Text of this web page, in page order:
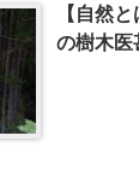
【自然
の樹木医